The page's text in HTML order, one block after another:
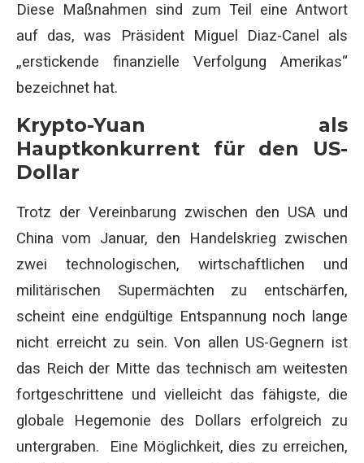
Diese Maßnahmen sind zum Teil eine Antwort
auf das, was Präsident Miguel Diaz-Canel als
„erstickende finanzielle Verfolgung Amerikas“
bezeichnet hat.
Krypto-Yuan als
Hauptkonkurrent für den US-
Dollar
Trotz der Vereinbarung zwischen den USA und
China vom Januar, den Handelskrieg zwischen
zwei technologischen, wirtschaftlichen und
militärischen Supermächten zu entschärfen,
scheint eine endgültige Entspannung noch lange
nicht erreicht zu sein. Von allen US-Gegnern ist
das Reich der Mitte das technisch am weitesten
fortgeschrittene und vielleicht das fähigste, die
globale Hegemonie des Dollars erfolgreich zu
untergraben. Eine Möglichkeit, dies zu erreichen,